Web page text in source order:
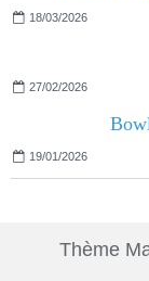
18/03/2026
27/02/2026
19/01/2026
Thème